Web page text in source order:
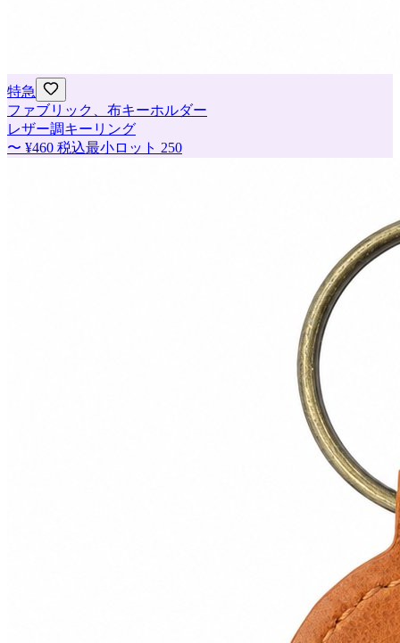
特急
ファブリック、布キーホルダー
レザー調キーリング
〜 ¥460 税込最小ロット 250